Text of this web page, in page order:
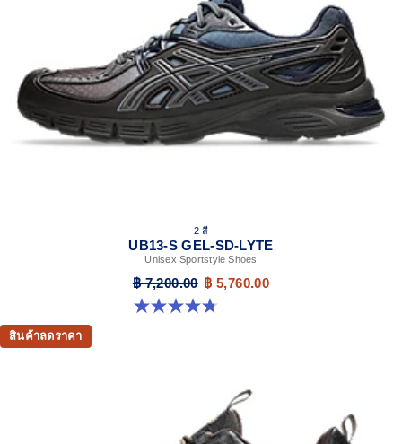
2 สี
UB13-S GEL-SD-LYTE
Unisex Sportstyle Shoes
฿ 7,200.00 ฿ 5,760.00
4.8 จาก 5 ดาว 4 รีวิว
สินค้าลดราคา